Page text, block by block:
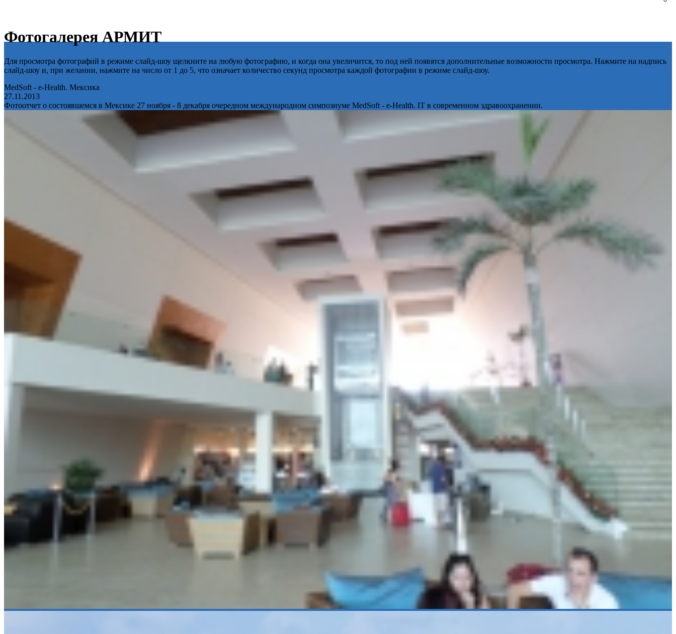
Фотогалерея АРМИТ
Для просмотра фотографий в режиме слайд-шоу щелкните на любую фотографию, и когда она увеличится, то под ней появятся дополнительные возможности просмотра. Нажмите на надпись
слайд-шоу и, при желании, нажмите на число от 1 до 5, что означает количество секунд просмотра каждой фотографии в режиме слайд-шоу.
MedSoft - e-Health. Мексика
27.11.2013
Фотоотчет о состоявшемся в Мексике 27 ноября - 8 декабря очередном международном симпозиуме MedSoft - e-Health. IT в современном здравоохранении.